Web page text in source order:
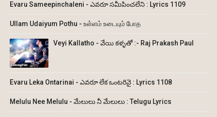
Evaru Sameepinchaleni - ఎవరూ సమీపించలేని : Lyrics 1109
Ullam Udaiyum Pothu - உள்ளம் உடையும் போத
Veyi Kallatho - వేయి కళ్ళతో :- Raj Prakash Paul
Evaru Leka Ontarinai - ఎవరూ లేక ఒంటరినై : Lyrics 1108
Melulu Nee Melulu - మేలులు నీ మేలులు : Telugu Lyrics